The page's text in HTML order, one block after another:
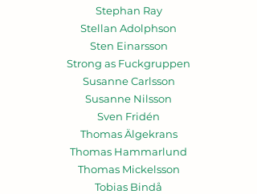
Stephan Ray
Stellan Adolphson
Sten Einarsson
Strong as Fuckgruppen
Susanne Carlsson
Susanne Nilsson
Sven Fridén
Thomas Älgekrans
Thomas Hammarlund
Thomas Mickelsson
Tobias Bindå